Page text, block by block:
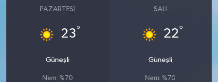
PAZARTESI
23°
Güneşli
Nem: %70
SALI
22°
Güneşli
Nem: %70